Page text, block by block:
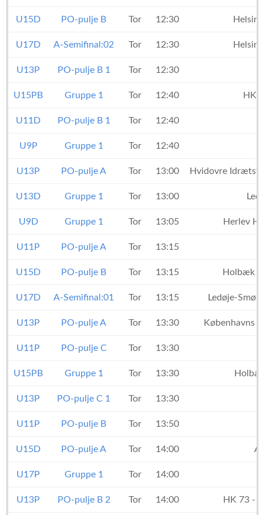
U15D PO-pulje B Tor 12:30
U17D A-Semifinal:02 Tor 12:30
U13P PO-pulje B 1 Tor 12:30
U15PB Gruppe 1 Tor 12:40
U11D PO-pulje B 1 Tor 12:40
U9P Gruppe 1 Tor 12:40
U13P PO-pulje A Tor 13:00 Hvidovre
U13D Gruppe 1 Tor 13:00
U9D Gruppe 1 Tor 13:05 Herlev
U11P PO-pulje A Tor 13:15
U15D PO-pulje B Tor 13:15 Holbæk
U17D A-Semifinal:01 Tor 13:15 Ledøje-
U13P PO-pulje A Tor 13:30 Københavns
U11P PO-pulje C Tor 13:30
U15PB Gruppe 1 Tor 13:30
U13P PO-pulje C 1 Tor 13:30
U11P PO-pulje B Tor 13:50
U15D PO-pulje A Tor 14:00
U17P Gruppe 1 Tor 14:00
U13P PO-pulje B 2 Tor 14:00 HK 73 -